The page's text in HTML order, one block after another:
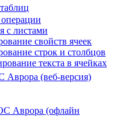
с листами
свойств ячеек
строк и столбцов
текста в ячейках
(веб-версия)
Аврора (офлайн